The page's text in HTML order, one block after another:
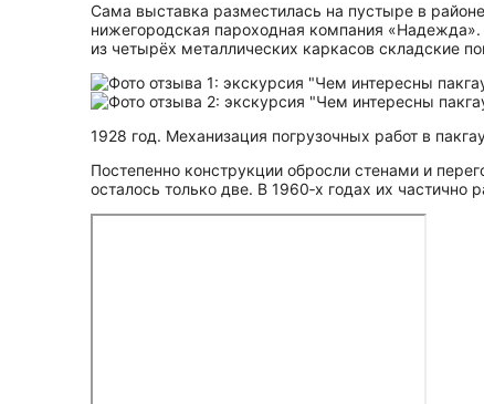
Сама выставка разместилась на пустыре в
нижегородская пароходная компания
из четырёх металлических каркасов складские
1928 год. Механизация погрузочных работ в
Постепенно конструкции обросли стенами и
осталось только две. В 1960‑х годах их